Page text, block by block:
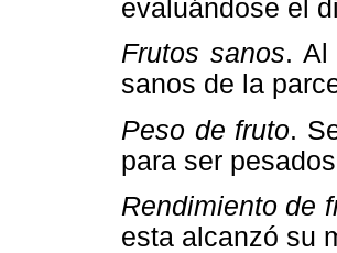
evaluándose el
Frutos sanos. Al
sanos de la
Peso de fruto.
para ser
Rendimiento de
esta alcanzó su